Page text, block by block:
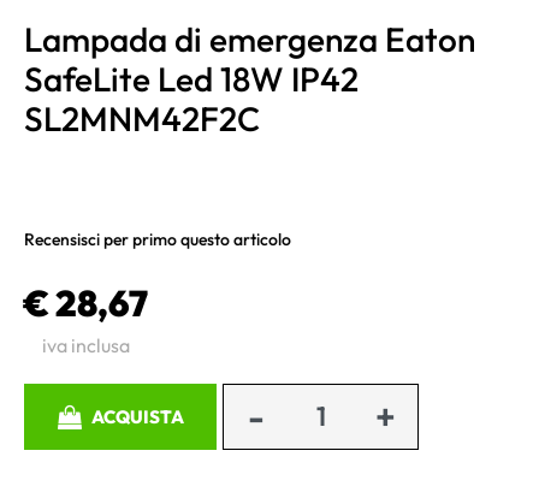
Lampada di emergenza Eaton
SafeLite Led 18W IP42
SL2MNM42F2C
Recensisci per primo questo articolo
€ 28,67
iva inclusa
ACQUISTA